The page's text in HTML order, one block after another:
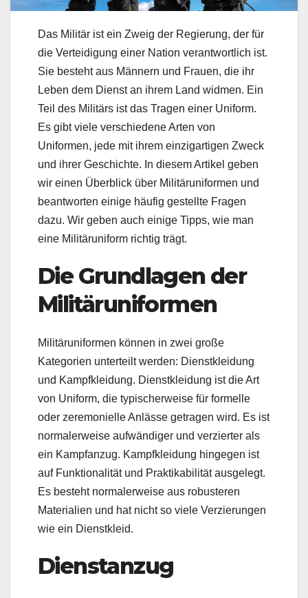
Das Militär ist ein Zweig der Regierung, der für
die Verteidigung einer Nation verantwortlich ist.
Sie besteht aus Männern und Frauen, die ihr
Leben dem Dienst an ihrem Land widmen. Ein
Teil des Militärs ist das Tragen einer Uniform.
Es gibt viele verschiedene Arten von
Uniformen, jede mit ihrem einzigartigen Zweck
und ihrer Geschichte. In diesem Artikel geben
wir einen Überblick über Militäruniformen und
beantworten einige häufig gestellte Fragen
dazu. Wir geben auch einige Tipps, wie man
eine Militäruniform richtig trägt.
Die Grundlagen der
Militäruniformen
Militäruniformen können in zwei große
Kategorien unterteilt werden: Dienstkleidung
und Kampfkleidung. Dienstkleidung ist die Art
von Uniform, die typischerweise für formelle
oder zeremonielle Anlässe getragen wird. Es ist
normalerweise aufwändiger und verzierter als
ein Kampfanzug. Kampfkleidung hingegen ist
auf Funktionalität und Praktikabilität ausgelegt.
Es besteht normalerweise aus robusteren
Materialien und hat nicht so viele Verzierungen
wie ein Dienstkleid.
Dienstanzug